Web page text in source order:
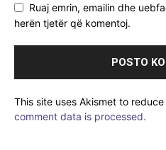
Ruaj emrin, emailin dhe
herën tjetër që komentoj.
This site uses Akismet to reduce
comment data is processed.